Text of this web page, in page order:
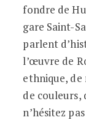
fondre de
gare Saint-
parlent
l’œuvre de
ethnique,
de couleurs,
n’hésitez